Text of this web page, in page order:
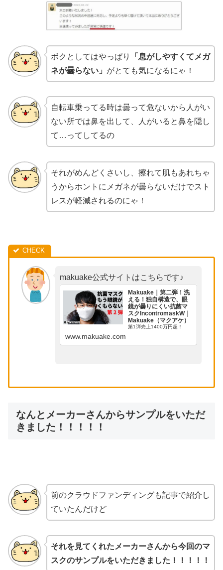
ボクとしてはやっぱり
「息がしやすくてメガ
ネが曇らない」 がとても気になるにゃ！
自転車乗ってる時は曇って危ないから人がい
ない所では鼻を出して、人がいると鼻を隠し
て…ってしてるの
それがめんどくさいし、擦れて肌もあれちゃ
うからホントにメガネが曇らないだけでスト
レスが軽減されるのにゃ！
makuake公式サイトはこちらです♪
Makuake｜第二弾！洗
える！独自構造で、眼
鏡が曇りにくい抗菌マ
スクIncontromaskW｜
Makuake（マクアケ）
第1弾売上1400万円超！
www.makuake.com
なんとメーカーさんからサンプルをいただ
きました！！！！！
前のクラウドファンディングも記事で紹介し
ていたんだけど
それを見てくれたメーカーさんから今回のマ
スクのサンプルをいただきました！！！！！